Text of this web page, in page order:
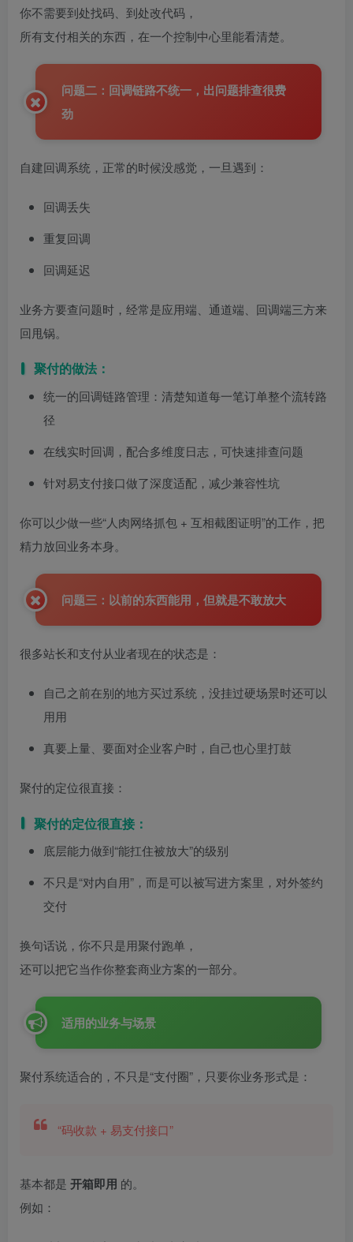
你不需要到处找码、到处改代码，
所有支付相关的东西，在一个控制中心里能看清楚。
问题二：回调链路不统一，出问题排查很费
劲
自建回调系统，正常的时候没感觉，一旦遇到：
回调丢失
重复回调
回调延迟
业务方要查问题时，经常是应用端、通道端、回调端三方来
回甩锅。
聚付的做法：
统一的回调链路管理：清楚知道每一笔订单整个流转路
径
在线实时回调，配合多维度日志，可快速排查问题
针对易支付接口做了深度适配，减少兼容性坑
你可以少做一些“人肉网络抓包 + 互相截图证明”的工作，把
精力放回业务本身。
问题三：以前的东西能用，但就是不敢放大
很多站长和支付从业者现在的状态是：
自己之前在别的地方买过系统，没挂过硬场景时还可以
用用
真要上量、要面对企业客户时，自己也心里打鼓
聚付的定位很直接：
聚付的定位很直接：
底层能力做到“能扛住被放大”的级别
不只是“对内自用”，而是可以被写进方案里，对外签约
交付
换句话说，你不只是用聚付跑单，
还可以把它当作你整套商业方案的一部分。
适用的业务与场景
聚付系统适合的，不只是“支付圈”，只要你业务形式是：
“码收款 + 易支付接口”
基本都是 开箱即用 的。
例如：